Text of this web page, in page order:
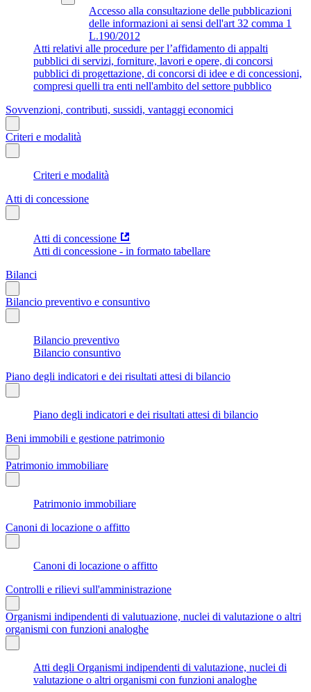
Accesso alla consultazione delle pubblicazioni
delle informazioni ai sensi dell'art 32 comma 1
L.190/2012
Atti relativi alle procedure per l’affidamento di appalti
pubblici di servizi, forniture, lavori e opere, di concorsi
pubblici di progettazione, di concorsi di idee e di concessioni,
compresi quelli tra enti nell'ambito del settore pubblico
Sovvenzioni, contributi, sussidi, vantaggi economici
Criteri e modalità
Criteri e modalità
Atti di concessione
Atti di concessione
Atti di concessione - in formato tabellare
Bilanci
Bilancio preventivo e consuntivo
Bilancio preventivo
Bilancio consuntivo
Piano degli indicatori e dei risultati attesi di bilancio
Piano degli indicatori e dei risultati attesi di bilancio
Beni immobili e gestione patrimonio
Patrimonio immobiliare
Patrimonio immobiliare
Canoni di locazione o affitto
Canoni di locazione o affitto
Controlli e rilievi sull'amministrazione
Organismi indipendenti di valutuazione, nuclei di valutazione o altri
organismi con funzioni analoghe
Atti degli Organismi indipendenti di valutazione, nuclei di
valutazione o altri organismi con funzioni analoghe